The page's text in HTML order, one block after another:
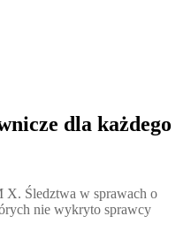
dla każdego
w sprawach o
Śledztwa w sprawach o
nie wykryto sprawcy